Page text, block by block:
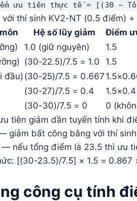
ưu tiên thực tế = [(30 −
thí sinh KV2-NT (0.5 điểm)
Hệ số lũy giảm Điểm
1.0 (giữ nguyên) 1.5
(30-22.5)/7.5 = 1.0 1.5
đầu) (30-25)/7.5 = 0.667
(30-27)/7.5 = 0.4
(30-30)/7.5 = 0 0
tiên giảm dần tuyến tính khi
giảm bất công bằng với thí
nếu tổng điểm là 23.5 thì ưu
[(30-23.5)/7.5] × 1.5 =
công cụ tính